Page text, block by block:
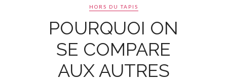
HORS DU TAPIS
POURQUOI ON
SE COMPARE
AUX AUTRES